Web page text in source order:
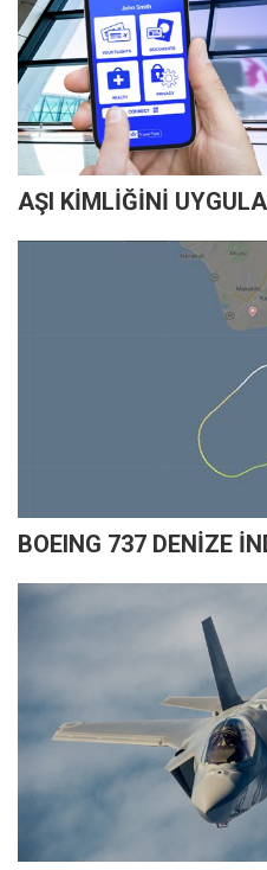
AŞI KİMLİĞİNİ
BOEING 737 DENİZE